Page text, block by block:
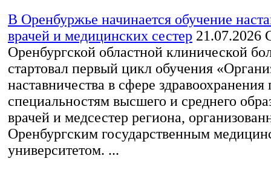
В Оренбуржье начинается обучение
врачей и медицинских сестер 21.07.2026
Оренбургской областной клинической
стартовал первый цикл обучения
наставничества в сфере здравоохранения
специальностям высшего и среднего
врачей и медсестер региона,
Оренбургским государственным
университетом. ...